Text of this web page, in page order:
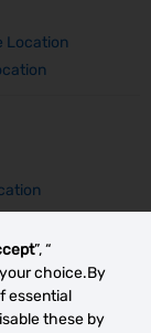
”, “
choice.By
essential
these by
Location
SW Location